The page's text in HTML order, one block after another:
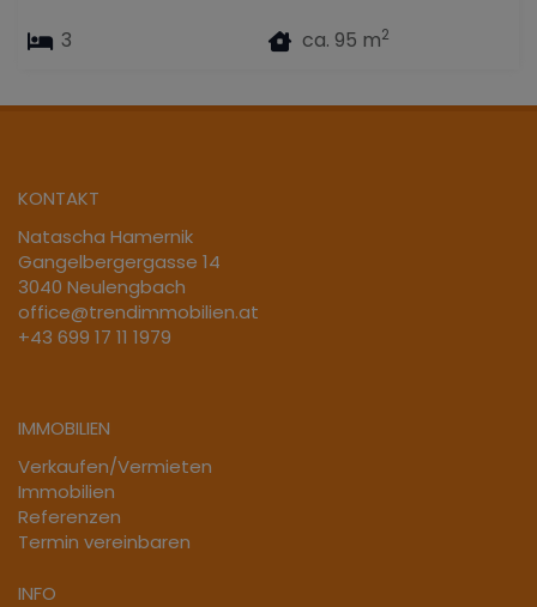
3 ca. 95 m2
KONTAKT
Natascha Hamernik
Gangelbergergasse 14
3040 Neulengbach
office@trendimmobilien.at
+43 699 17 11 1979
IMMOBILIEN
Verkaufen/Vermieten
Immobilien
Referenzen
Termin vereinbaren
INFO